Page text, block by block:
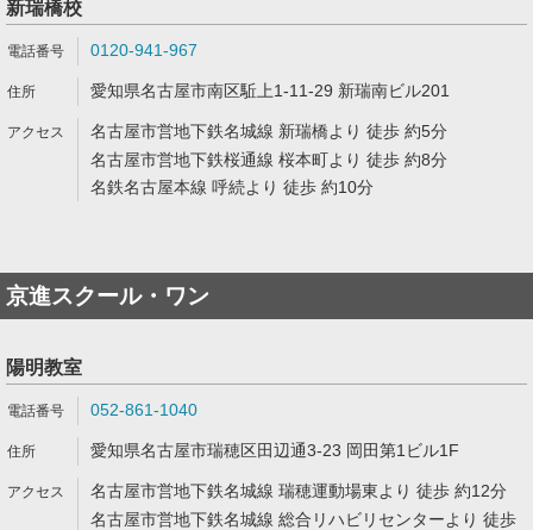
新瑞橋校
0120-941-967
愛知県名古屋市南区駈上1-11-29 新瑞南ビル201
名古屋市営地下鉄名城線 新瑞橋より 徒歩 約5分
名古屋市営地下鉄桜通線 桜本町より 徒歩 約8分
名鉄名古屋本線 呼続より 徒歩 約10分
京進スクール・ワン
陽明教室
052-861-1040
愛知県名古屋市瑞穂区田辺通3-23 岡田第1ビル1F
名古屋市営地下鉄名城線 瑞穂運動場東より 徒歩 約12分
名古屋市営地下鉄名城線 総合リハビリセンターより 徒歩